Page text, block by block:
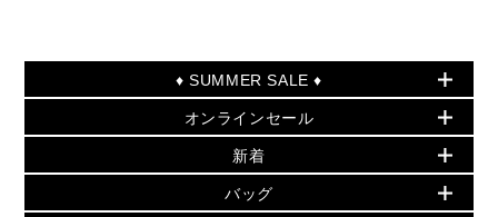
♦ SUMMER SALE ♦
セールおすすめアイテム
▶ ウィメンズ
バッグ
オンラインセール
PRODUCT OF THE MONTH - 今月の特別価格
再値下げアイテム
新着
夏のスタイル
バッグ